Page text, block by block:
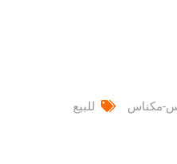
مكناس للبيع